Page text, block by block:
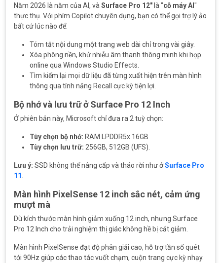
Năm 2026 là năm của AI, và Surface Pro 12" là "cỗ máy AI "
thực thụ. Với phím Copilot chuyên dụng, bạn có thể gọi trợ lý ảo
bất cứ lúc nào để:
Tóm tắt nội dung một trang web dài chỉ trong vài giây.
Xóa phông nền, khử nhiễu âm thanh thông minh khi họp
online qua Windows Studio Effects.
Tìm kiếm lại mọi dữ liệu đã từng xuất hiện trên màn hình
thông qua tính năng Recall cực kỳ tiện lợi.
Bộ nhớ và lưu trữ ở Surface Pro 12 Inch
Ở phiên bản này, Microsoft chỉ đưa ra 2 tuỳ chọn:
Tùy chọn bộ nhớ: RAM LPDDR5x 16GB
Tùy chọn lưu trữ: 256GB, 512GB (UFS).
Lưu ý: SSD không thể nâng cấp và tháo rời như ởSurface Pro
11
Màn hình PixelSense 12 inch sắc nét, cảm ứng
mượt mà
Dù kích thước màn hình giảm xuống 12 inch, nhưng Surface
Pro 12 Inch cho trải nghiệm thị giác không hề bị cắt giảm.
Màn hình PixelSense đạt độ phân giải cao, hỗ trợ tần số quét
tới 90Hz giúp các thao tác vuốt chạm, cuộn trang cực kỳ nhạy.